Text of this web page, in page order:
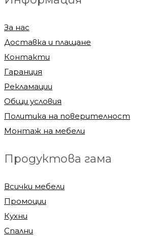
За нас
Доставка и плащане
Контакти
Гаранция
Рекламации
Общи условия
Политика на поверителност
Монтаж на мебели
Продуктова гама
Всички мебели
Промоции
Кухни
Спални